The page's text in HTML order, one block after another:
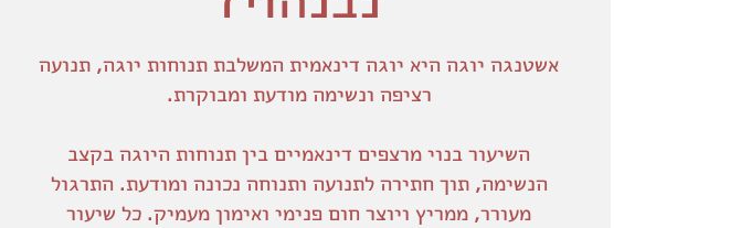
אשטנגה יוגה היא יוגה דינאמית המשלבת תנוחות יוגה, תנועה
השיעור בנוי מרצפים דינאמיים בין תנוחות היוגה בקצב
הנשימה, תוך חתירה לתנועה ותנוחה נכונה ומודעת. התרגול
מעורר, ממריץ ויוצר חום פנימי ואימון מעמיק. כל שיעור